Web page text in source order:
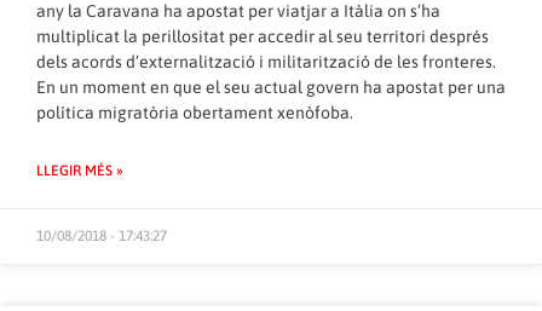
any la Caravana ha apostat per viatjar a Itàlia on s’ha
multiplicat la perillositat per accedir al seu territori després
dels acords d’externalització i militarització de les fronteres.
En un moment en que el seu actual govern ha apostat per una
política migratòria obertament xenòfoba.
LLEGIR MÉS »
10/08/2018 - 17:43:27